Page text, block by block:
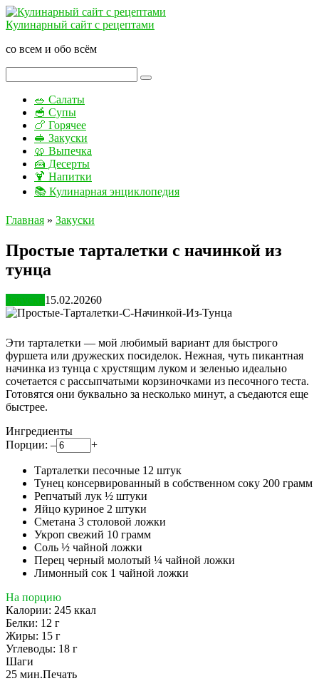
Перейти
к
Кулинарный сайт с рецептами
со всем и обо всём
🥗 Салаты
🥣 Супы
🍗 Горячее
🥪 Закуски
🥨 Выпечка
🍰 Десерты
🍹 Напитки
📚 Кулинарная энциклопедия
Главная » Закуски
Простые тарталетки с начинкой из
тунца
Закуски15.02.20260
Эти тарталетки — мой любимый вариант для быстрого
фуршета или дружеских посиделок. Нежная, чуть пикантная
начинка из тунца с хрустящим луком и зеленью идеально
сочетается с рассыпчатыми корзиночками из песочного теста.
Готовятся они буквально за несколько минут, а съедаются еще
быстрее.
Ингредиенты
Порции: – +
Тарталетки песочные 12 штук
Тунец консервированный в собственном соку 200 грамм
Репчатый лук ½ штуки
Яйцо куриное 2 штуки
Сметана 3 столовой ложки
Укроп свежий 10 грамм
Соль ½ чайной ложки
Перец черный молотый ¼ чайной ложки
Лимонный сок 1 чайной ложки
На порцию
Калории: 245 ккал
Белки: 12 г
Жиры: 15 г
Углеводы: 18 г
Шаги
25 мин.Печать